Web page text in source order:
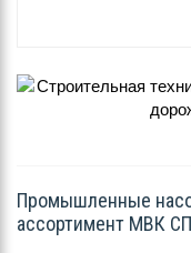
Промышленные
ассортимент МВК